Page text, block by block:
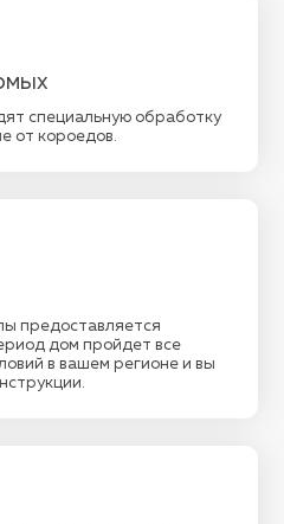
специальную обработку
от короедов.
предоставляется
дом пройдет все
в вашем регионе и вы